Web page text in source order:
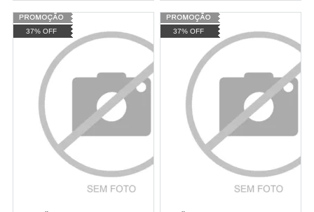
Varejo:
Atacado: R$ 2.550,90 (Apenas
Revendedor)
10 x
Cat:
COMPRAR
Varejo:
Atacado: R$ 2.550,90 (Apenas
Revendedor)
10
Cat:
COMPRAR
37% OFF 37% OFF